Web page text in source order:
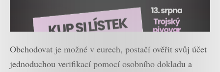
Obchodovat je možné v eurech, postačí ověřit svůj účet
jednoduchou verifikací pomocí osobního dokladu a